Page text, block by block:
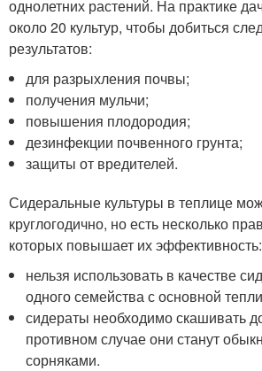
однолетних растений. На практике
около 20 культур, чтобы добиться
результатов:
для разрыхления почвы;
получения мульчи;
повышения плодородия;
дезинфекции почвенного грунта;
защиты от вредителей.
Сидеральные культуры в теплице
круглогодично, но есть несколько
которых повышает их эффективность:
нельзя использовать в качестве
одного семейства с основной
сидераты необходимо скашивать
противном случае они станут
сорняками.